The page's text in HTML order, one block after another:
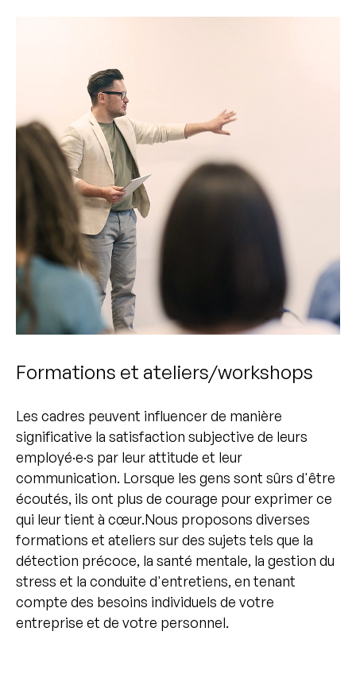
Formations et ateliers/workshops
Les cadres peuvent influencer de manière
significative la satisfaction subjective de leurs
employé·e·s par leur attitude et leur
communication. Lorsque les gens sont sûrs d'être
écoutés, ils ont plus de courage pour exprimer ce
qui leur tient à cœur.Nous proposons diverses
formations et ateliers sur des sujets tels que la
détection précoce, la santé mentale, la gestion du
stress et la conduite d'entretiens, en tenant
compte des besoins individuels de votre
entreprise et de votre personnel.